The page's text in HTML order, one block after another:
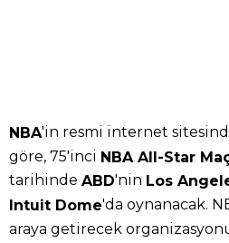
NBA'in resmi internet
göre, 75'inci NBA All-Star
tarihinde ABD'nin Los
Intuit Dome'da oynanacak.
araya getirecek